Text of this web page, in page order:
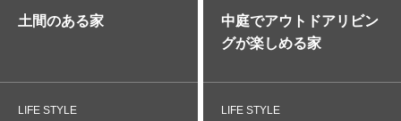
土間のある家
LIFE STYLE
中庭でアウトドアリビン
グが楽しめる家
LIFE STYLE